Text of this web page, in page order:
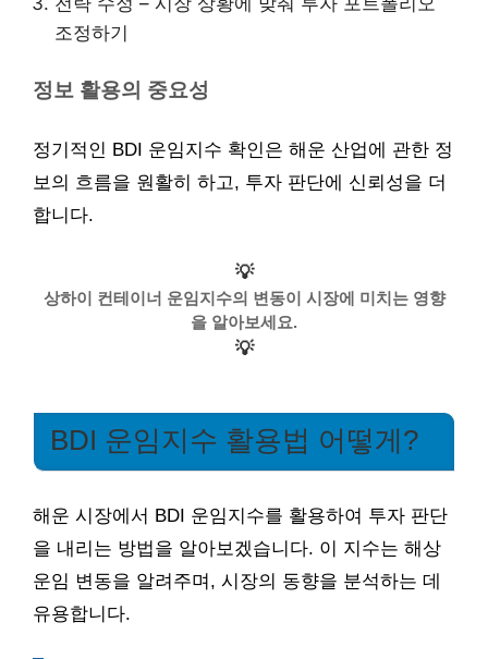
조정하기
정보 활용의 중요성
정기적인 BDI 운임지수 확인은 해운 산업에 관한 정
보의 흐름을 원활히 하고, 투자 판단에 신뢰성을 더
합니다.
💡
상하이 컨테이너 운임지수의 변동이 시장에 미치는 영향
을 알아보세요.
💡
BDI 운임지수 활용법 어떻게?
해운 시장에서 BDI 운임지수를 활용하여 투자 판단
을 내리는 방법을 알아보겠습니다. 이 지수는 해상
운임 변동을 알려주며, 시장의 동향을 분석하는 데
유용합니다.